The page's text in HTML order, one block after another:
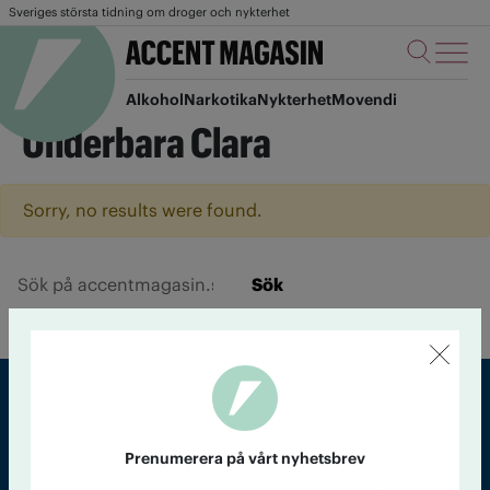
Sveriges största tidning om droger och nykterhet
AlkoholNarkotikaNykterhetMovendi
Underbara Clara
Sorry, no results were found.
Sök
Prenumerera på vårt nyhetsbrev